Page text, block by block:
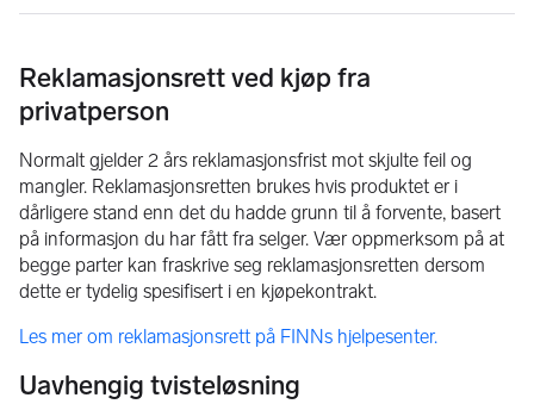
Reklamasjonsrett ved kjøp fra
privatperson
Normalt gjelder 2 års reklamasjonsfrist mot skjulte feil og
mangler. Reklamasjonsretten brukes hvis produktet er i
dårligere stand enn det du hadde grunn til å forvente, basert
på informasjon du har fått fra selger. Vær oppmerksom på at
begge parter kan fraskrive seg reklamasjonsretten dersom
dette er tydelig spesifisert i en kjøpekontrakt.
Les mer om reklamasjonsrett på FINNs hjelpesenter.
Uavhengig tvisteløsning